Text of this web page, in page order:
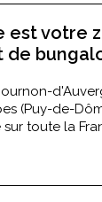
est votre
de
(Puy-de-
toute la